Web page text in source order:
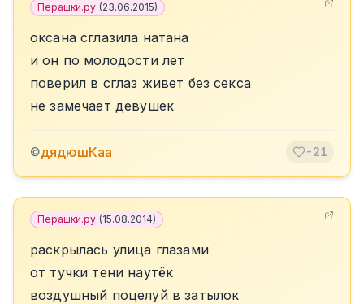
Перашки.ру (23.06.2015)
оксана сглазила натана
и он по молодости лет
поверил в сглаз живет без секса
не замечает девушек
©дядюшКаа -21
Перашки.ру (15.08.2014)
раскрылась улица глазами
от тучки тени наутёк
воздушный поцелуй в затылок